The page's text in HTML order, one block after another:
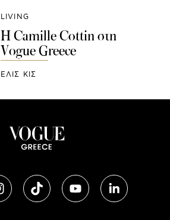
LIVING
Η Camille Cottin στη
Vogue Greece
ΕΛΙΣ ΚΙΣ